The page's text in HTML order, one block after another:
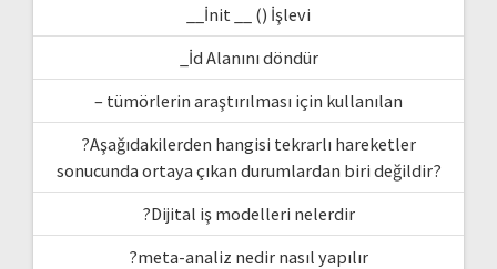
__İnit __ () İşlevi
_İd Alanını döndür
– tümörlerin araştırılması için kullanılan
?Aşağıdakilerden hangisi tekrarlı hareketler
sonucunda ortaya çıkan durumlardan biri değildir?
?Dijital iş modelleri nelerdir
?meta-analiz nedir nasıl yapılır